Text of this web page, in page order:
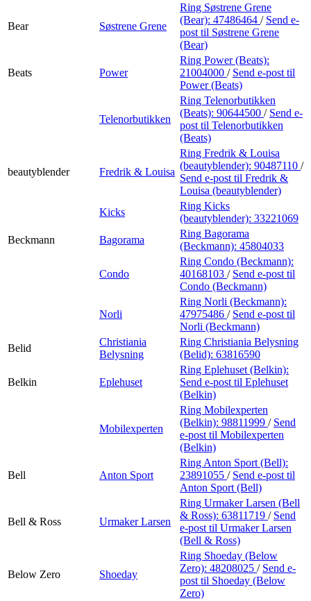
Bear Søstrene Grene
Ring Søstrene Grene
(Bear): 47486464 / Send e-
post til Søstrene Grene
(Bear)
Beats Power
Ring Power (Beats):
21004000 / Send e-post til
Power (Beats)
Telenorbutikken
Ring Telenorbutikken
(Beats): 90644500 / Send e-
post til Telenorbutikken
(Beats)
beautyblender Fredrik & Louisa
Ring Fredrik & Louisa
(beautyblender): 90487110 /
Send e-post til Fredrik &
Louisa (beautyblender)
Kicks
Ring Kicks
(beautyblender): 33221069
Beckmann
Bagorama
Ring Bagorama
(Beckmann): 45804033
Condo
Ring Condo (Beckmann):
40168103 / Send e-post til
Condo (Beckmann)
Norli
Ring Norli (Beckmann):
47975486 / Send e-post til
Norli (Beckmann)
Belid
Christiania
Belysning
Ring Christiania Belysning
(Belid): 63816590
Belkin Eplehuset
Ring Eplehuset (Belkin):
Send e-post til Eplehuset
(Belkin)
Mobilexperten
Ring Mobilexperten
(Belkin): 98811999 / Send
e-post til Mobilexperten
(Belkin)
Bell Anton Sport
Ring Anton Sport (Bell):
23891055 / Send e-post til
Anton Sport (Bell)
Bell & Ross Urmaker Larsen
Ring Urmaker Larsen (Bell
& Ross): 63811719 / Send
e-post til Urmaker Larsen
(Bell & Ross)
Below Zero Shoeday
Ring Shoeday (Below
Zero): 48208025 / Send e-
post til Shoeday (Below
Zero)